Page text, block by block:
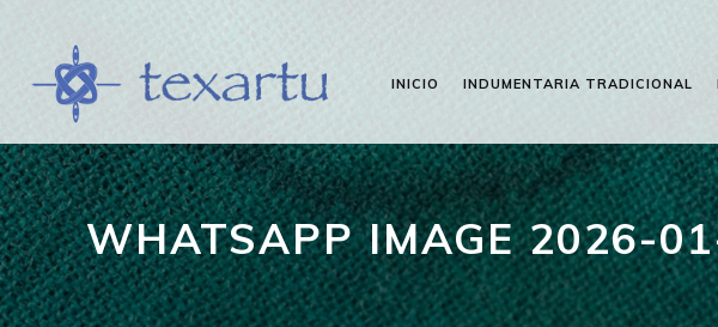
INICIO INDUMENTARIA TRADICIONAL
WHATSAPP IMAGE 2026-